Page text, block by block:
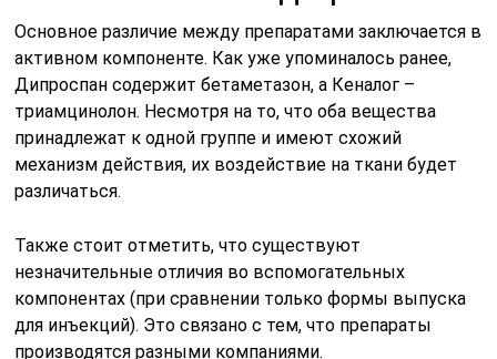
Основное различие между препаратами заключается в
активном компоненте. Как уже упоминалось ранее,
Дипроспан содержит бетаметазон, а Кеналог –
триамцинолон. Несмотря на то, что оба вещества
принадлежат к одной группе и имеют схожий
механизм действия, их воздействие на ткани будет
различаться.
Также стоит отметить, что существуют
незначительные отличия во вспомогательных
компонентах (при сравнении только формы выпуска
для инъекций). Это связано с тем, что препараты
производятся разными компаниями.